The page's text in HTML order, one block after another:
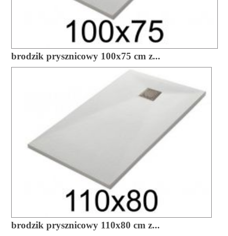
brodzik prysznicowy 100x75 cm z...
brodzik prysznicowy 110x80 cm z...